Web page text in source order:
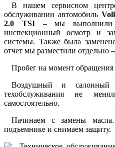
В нашем сервисном
обслуживании автомобиль
2.0 TSI– мы выполнили
инспекционный осмотр и
системы. Также была
отчет мы разместили отдельно –
Пробег на момент обращения
Воздушный и салонный
техобслуживания не
самостоятельно.
Начинаем с замены
подъемнике и снимаем защиту.